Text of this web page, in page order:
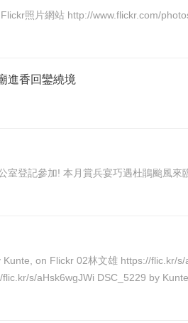
影片網站 http://www.youtube.com/heroloyalty 2.Flickr照片網站 http://
進香回鑾繞境
本月開始, 賞兵改賞兵宴, 有意願參加的信徒, 可以向廟方辦公室